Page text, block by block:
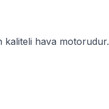
kaliteli hava motorudur.